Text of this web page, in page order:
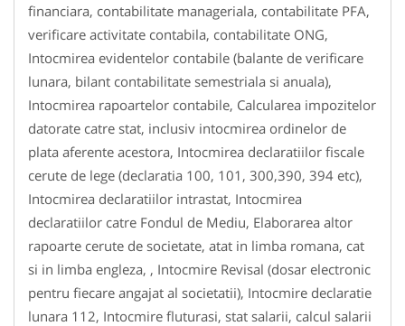
financiara, contabilitate manageriala, contabilitate PFA,
verificare activitate contabila, contabilitate ONG,
Intocmirea evidentelor contabile (balante de verificare
lunara, bilant contabilitate semestriala si anuala),
Intocmirea rapoartelor contabile, Calcularea impozitelor
datorate catre stat, inclusiv intocmirea ordinelor de
plata aferente acestora, Intocmirea declaratiilor fiscale
cerute de lege (declaratia 100, 101, 300,390, 394 etc),
Intocmirea declaratiilor intrastat, Intocmirea
declaratiilor catre Fondul de Mediu, Elaborarea altor
rapoarte cerute de societate, atat in limba romana, cat
si in limba engleza, , Intocmire Revisal (dosar electronic
pentru fiecare angajat al societatii), Intocmire declaratie
lunara 112, Intocmire fluturasi, stat salarii, calcul salarii